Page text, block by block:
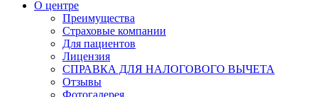
О центре
Преимущества
Страховые компании
Для пациентов
Лицензия
СПРАВКА ДЛЯ НАЛОГОВОГО ВЫЧЕТА
Отзывы